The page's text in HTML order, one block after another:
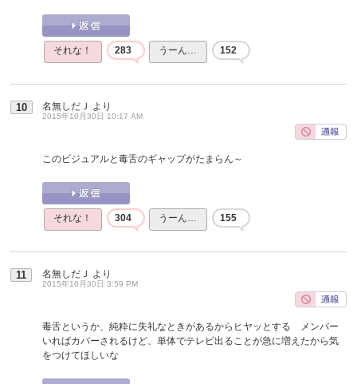
それな！ 283 うーん… 152
10 名無しだＪ より
2015年10月30日 10:17 AM
このビジュアルと毒舌のギャップがたまらん～
それな！ 304 うーん… 155
11 名無しだＪ より
2015年10月30日 3:59 PM
毒舌というか、純粋に失礼なときがあるからヒヤッとする メンバー
いればカバーされるけど、単体でテレビ出ることが急に増えたから気
をつけてほしいな